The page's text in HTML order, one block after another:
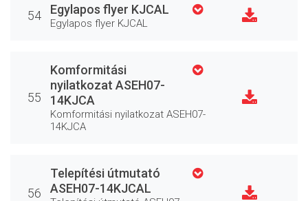
54 Egylapos flyer KJCAL
Egylapos flyer KJCAL
55
Komformitási
nyilatkozat ASEH07-
14KJCA
Komformitási nyilatkozat ASEH07-
14KJCA
56
Telepítési útmutató
ASEH07-14KJCAL